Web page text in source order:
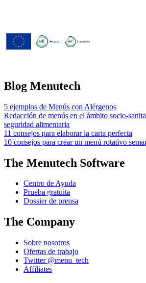
Blog Menutech
5 ejemplos de Menús con Alérgenos
Redacción de menús en el ámbito socio-
seguridad alimentaria
11 consejos para elaborar la carta perfecta
10 consejos para crear un menú rotativo
The Menutech Software
Centro de Ayuda
Prueba gratuita
Dossier de prensa
The Company
Sobre nosotros
Ofertas de trabajo
Twitter @menu_tech
Affiliates